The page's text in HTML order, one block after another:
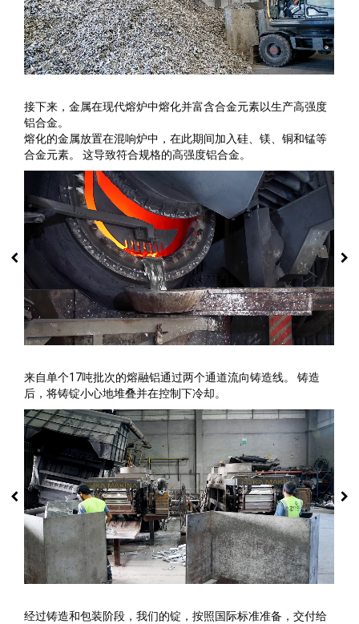
接下来，金属在现代熔炉中熔化并富含合金元素以生产高强度
铝合金。
熔化的金属放置在混响炉中，在此期间加入硅、镁、铜和锰等
合金元素。 这导致符合规格的高强度铝合金。
来自单个17吨批次的熔融铝通过两个通道流向铸造线。 铸造
后，将铸锭小心地堆叠并在控制下冷却。
经过铸造和包装阶段，我们的锭，按照国际标准准备，交付给